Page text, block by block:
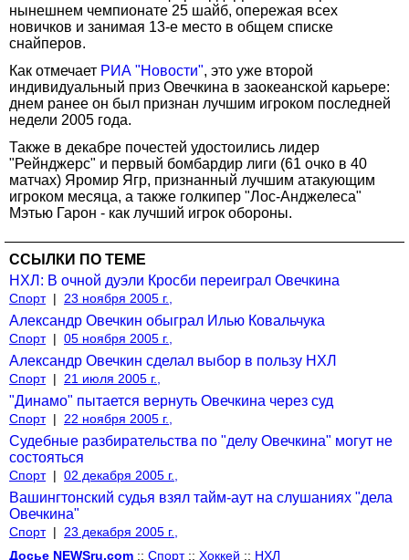
нынешнем чемпионате 25 шайб, опережая всех
новичков и занимая 13-е место в общем списке
снайперов.
Как отмечает РИА "Новости", это уже второй
индивидуальный приз Овечкина в заокеанской карьере:
днем ранее он был признан лучшим игроком последней
недели 2005 года.
Также в декабре почестей удостоились лидер
"Рейнджерс" и первый бомбардир лиги (61 очко в 40
матчах) Яромир Ягр, признанный лучшим атакующим
игроком месяца, а также голкипер "Лос-Анджелеса"
Мэтью Гарон - как лучший игрок обороны.
ССЫЛКИ ПО ТЕМЕ
НХЛ: В очной дуэли Кросби переиграл Овечкина
Спорт | 23 ноября 2005 г.,
Александр Овечкин обыграл Илью Ковальчука
Спорт | 05 ноября 2005 г.,
Александр Овечкин сделал выбор в пользу НХЛ
Спорт | 21 июля 2005 г.,
"Динамо" пытается вернуть Овечкина через суд
Спорт | 22 ноября 2005 г.,
Судебные разбирательства по "делу Овечкина" могут не
состояться
Спорт | 02 декабря 2005 г.,
Вашингтонский судья взял тайм-аут на слушаниях "дела
Овечкина"
Спорт |
23 декабря 2005 г.,
Досье NEWSru.com :: Спорт:: Хоккей :: НХЛ